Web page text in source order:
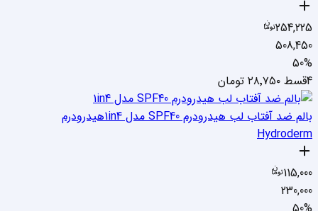
254,225
508,450
50%
4قسط
۲۸٬۷۵۰ تومان
بالم ضد آفتاب لب هیدرودرم SPF40 مدل 1in4
هیدرودرم
Hydroderm
115,000
230,000